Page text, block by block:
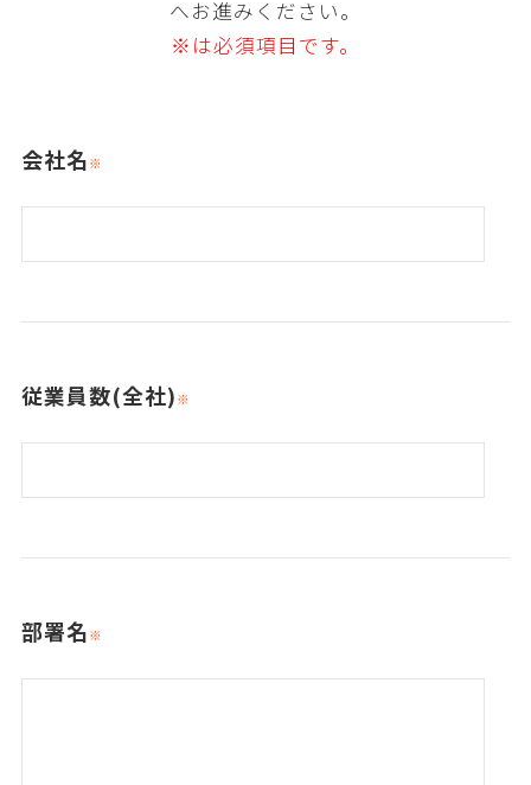
へお進みください。
※は必須項目です。
会社名
従業員数(全社)
部署名